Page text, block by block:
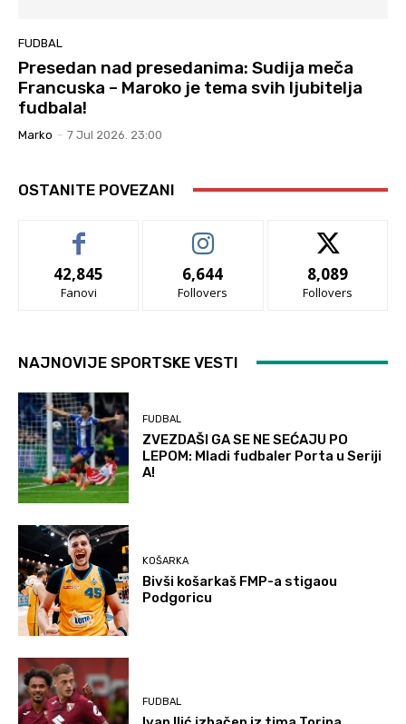
FUDBAL
Presedan nad presedanima: Sudija meča
Francuska – Maroko je tema svih ljubitelja
fudbala!
Marko - 7 Jul 2026. 23:00
OSTANITE POVEZANI
42,845
Fanovi
6,644
Follovers
8,089
Follovers
NAJNOVIJE SPORTSKE VESTI
FUDBAL
ZVEZDAŠI GA SE NE SEĆAJU PO
LEPOM: Mladi fudbaler Porta u Seriji
A!
KOŠARKA
Bivši košarkaš FMP-a stigaou
Podgoricu
FUDBAL